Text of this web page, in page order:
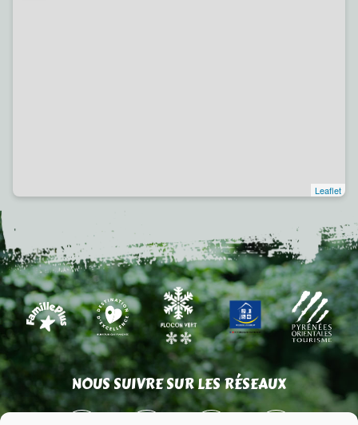
Leaflet
NOUS SUIVRE SUR LES RÉSEAUX